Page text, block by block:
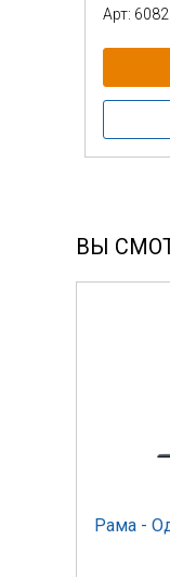
Арт: 6082
ВЫ
Рама -